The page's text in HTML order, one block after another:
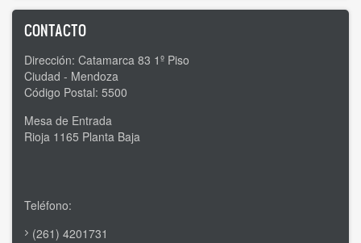
CONTACTO
Dirección: Catamarca 83 1º Piso
Ciudad - Mendoza
Código Postal: 5500
Mesa de Entrada
Rioja 1165 Planta Baja
Teléfono:
(261) 4201731